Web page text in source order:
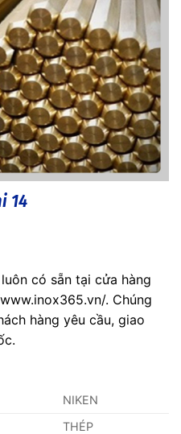
14
có sẵn tại cửa hàng
. Chúng
hàng yêu cầu, giao
NIKEN
THÉP